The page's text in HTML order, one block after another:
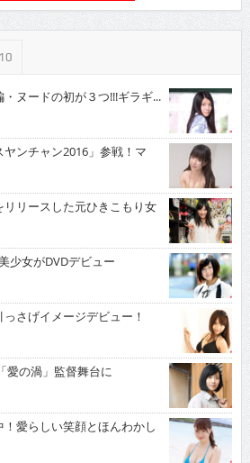
ヌードの初が３つ!!!ギラギ...
ンチャン2016」参戦！マ
リースした元ひきこもり女
少女がDVDデビュー
さげイメージデビュー！
の渦」監督舞台に
愛らしい笑顔とほんわかし